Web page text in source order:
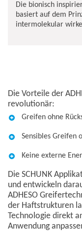
Die bionisch
basiert auf dem
intermolekular
Die Vorteile der
revolutionär:
Greifen ohne
Sensibles Greifen
Keine externe
Die SCHUNK
und entwickeln
ADHESO
der Haftstrukturen
Technologie direkt
Anwendung